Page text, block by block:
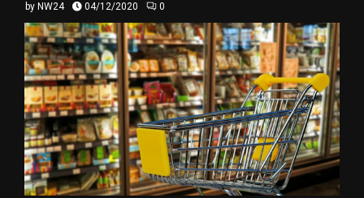
by NW24 04/12/2020 0